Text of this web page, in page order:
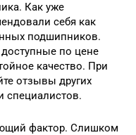
Как уже
себя как
подшипников.
по цене
качество. При
отзывы других
специалистов.
фактор. Слишком